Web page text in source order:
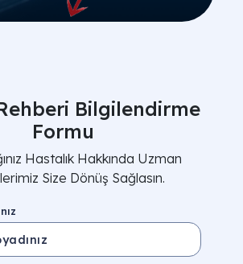
Bilgilendirme
Formu
Hastalık Hakkında Uzman
Size Dönüş Sağlasın.